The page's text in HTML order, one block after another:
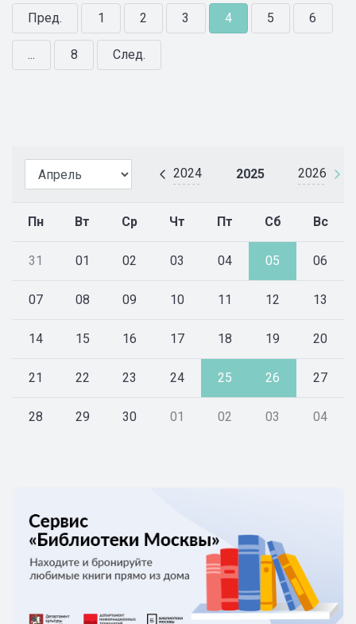
2024 2025 2026
Пн Вт Ср Чт Пт Сб Вс
31 01 02 03 04 05 06
07 08 09 10 11 12 13
14 15 16 17 18 19 20
21 22 23 24 25 26 27
28 29 30 01 02 03 04
Пред. 1 2 3 4 5 6
... 8 След.